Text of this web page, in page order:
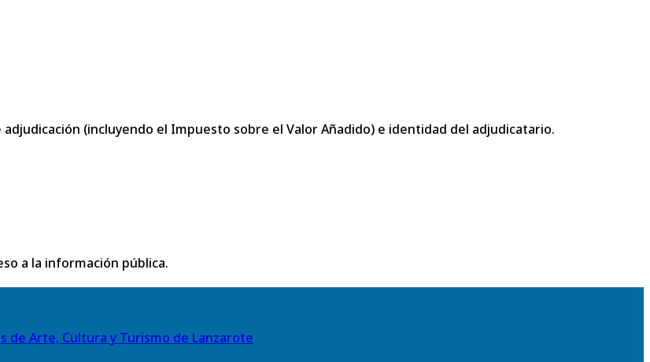
(incluyendo el Impuesto sobre el Valor Añadido) e identidad del adjudicatario.
a la información pública.
de Arte, Cultura y Turismo de Lanzarote